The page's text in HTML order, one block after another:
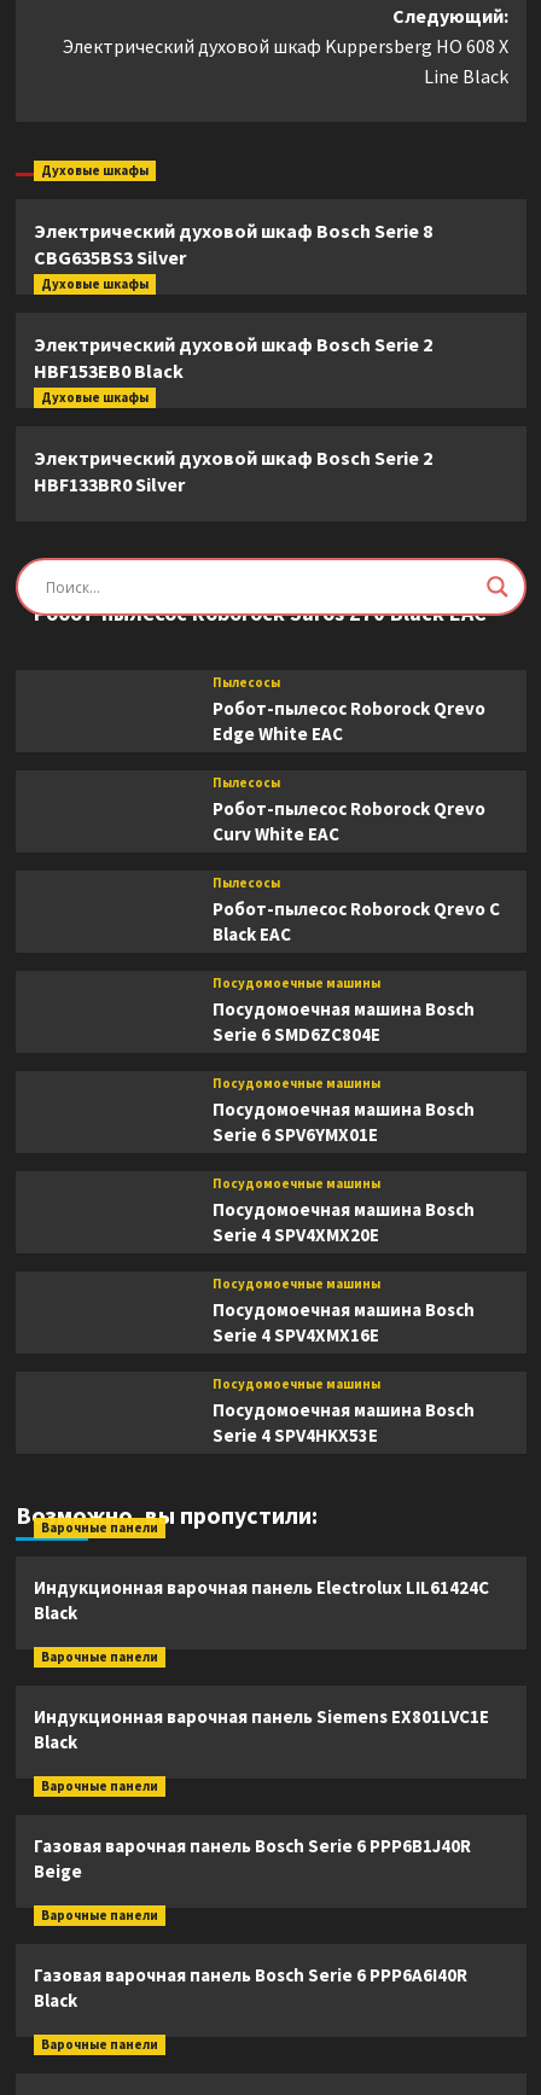
Следующий:
Электрический духовой шкаф Kuppersberg HO 608 X
Line Black
Духовые шкафы
Электрический духовой шкаф Bosch Serie 8
CBG635BS3 Silver
Духовые шкафы
Электрический духовой шкаф Bosch Serie 2
HBF153EB0 Black
Духовые шкафы
Электрический духовой шкаф Bosch Serie 2
HBF133BR0 Silver
Пылесосы
Робот-пылесос Roborock Saros Z70 Black EAC
Пылесосы
Робот-пылесос Roborock Qrevo
Edge White EAC
Пылесосы
Робот-пылесос Roborock Qrevo
Curv White EAC
Пылесосы
Робот-пылесос Roborock Qrevo C
Black EAC
Посудомоечные машины
Посудомоечная машина Bosch
Serie 6 SMD6ZC804E
Посудомоечные машины
Посудомоечная машина Bosch
Serie 6 SPV6YMX01E
Посудомоечные машины
Посудомоечная машина Bosch
Serie 4 SPV4XMX20E
Посудомоечные машины
Посудомоечная машина Bosch
Serie 4 SPV4XMX16E
Посудомоечные машины
Посудомоечная машина Bosch
Serie 4 SPV4HKX53E
Возможно, вы пропустили:
Варочные панели
Индукционная варочная панель Electrolux LIL61424C
Black
Варочные панели
Индукционная варочная панель Siemens EX801LVC1E
Black
Варочные панели
Газовая варочная панель Bosch Serie 6 PPP6B1J40R
Beige
Варочные панели
Газовая варочная панель Bosch Serie 6 PPP6A6I40R
Black
Варочные панели